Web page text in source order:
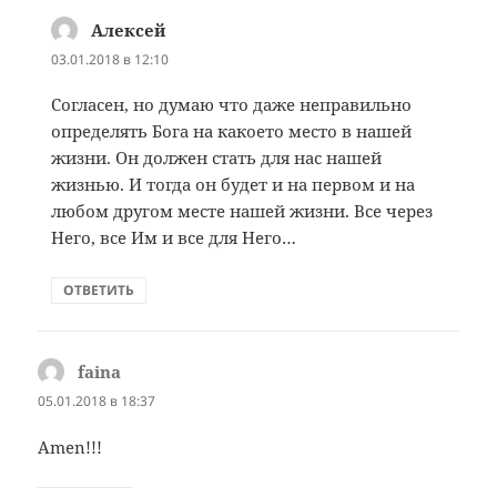
Алексей
03.01.2018 в 12:10
Согласен, но думаю что даже неправильно
определять Бога на какоето место в нашей
жизни. Он должен стать для нас нашей
жизнью. И тогда он будет и на первом и на
любом другом месте нашей жизни. Все через
Него, все Им и все для Него…
ОТВЕТИТЬ
faina
05.01.2018 в 18:37
Amen!!!